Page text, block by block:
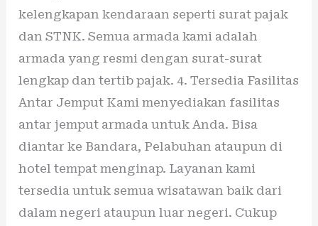
kelengkapan kendaraan seperti surat pajak
dan STNK. Semua armada kami adalah
armada yang resmi dengan surat-surat
lengkap dan tertib pajak. 4. Tersedia Fasilitas
Antar Jemput Kami menyediakan fasilitas
antar jemput armada untuk Anda. Bisa
diantar ke Bandara, Pelabuhan ataupun di
hotel tempat menginap. Layanan kami
tersedia untuk semua wisatawan baik dari
dalam negeri ataupun luar negeri. Cukup